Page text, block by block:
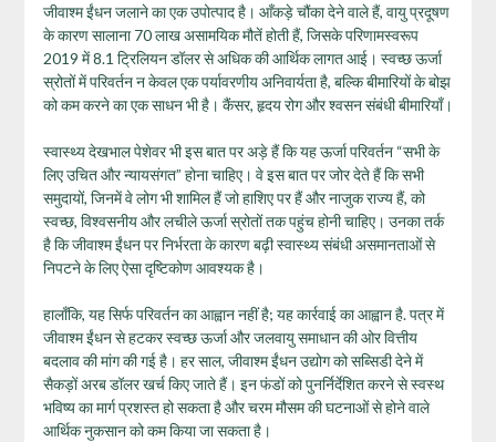
जीवाश्म ईंधन जलाने का एक उपोत्पाद है। आँकड़े चौंका देने वाले हैं, वायु प्रदूषण
के कारण सालाना 70 लाख असामयिक मौतें होती हैं, जिसके परिणामस्वरूप
2019 में 8.1 ट्रिलियन डॉलर से अधिक की आर्थिक लागत आई। स्वच्छ ऊर्जा
स्रोतों में परिवर्तन न केवल एक पर्यावरणीय अनिवार्यता है, बल्कि बीमारियों के बोझ
को कम करने का एक साधन भी है। कैंसर, हृदय रोग और श्वसन संबंधी बीमारियाँ।
स्वास्थ्य देखभाल पेशेवर भी इस बात पर अड़े हैं कि यह ऊर्जा परिवर्तन “सभी के
लिए उचित और न्यायसंगत” होना चाहिए। वे इस बात पर जोर देते हैं कि सभी
समुदायों, जिनमें वे लोग भी शामिल हैं जो हाशिए पर हैं और नाजुक राज्य हैं, को
स्वच्छ, विश्वसनीय और लचीले ऊर्जा स्रोतों तक पहुंच होनी चाहिए। उनका तर्क
है कि जीवाश्म ईंधन पर निर्भरता के कारण बढ़ी स्वास्थ्य संबंधी असमानताओं से
निपटने के लिए ऐसा दृष्टिकोण आवश्यक है।
हालाँकि, यह सिर्फ परिवर्तन का आह्वान नहीं है; यह कार्रवाई का आह्वान है. पत्र में
जीवाश्म ईंधन से हटकर स्वच्छ ऊर्जा और जलवायु समाधान की ओर वित्तीय
बदलाव की मांग की गई है। हर साल, जीवाश्म ईंधन उद्योग को सब्सिडी देने में
सैकड़ों अरब डॉलर खर्च किए जाते हैं। इन फंडों को पुनर्निर्देशित करने से स्वस्थ
भविष्य का मार्ग प्रशस्त हो सकता है और चरम मौसम की घटनाओं से होने वाले
आर्थिक नुकसान को कम किया जा सकता है।